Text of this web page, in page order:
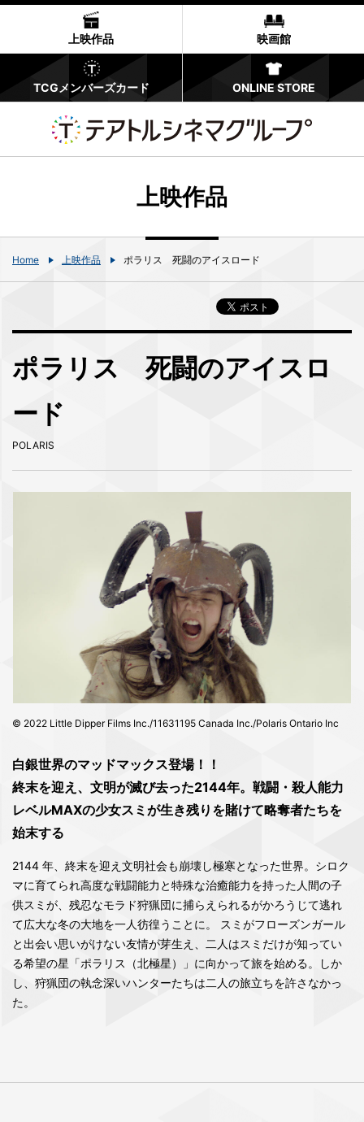
上映作品 映画館
TCGメンバーズカード ONLINE STORE
上映作品
Home 上映作品 ポラリス 死闘のアイスロード
ポラリス 死闘のアイスロ
ード
POLARIS
© 2022 Little Dipper Films Inc./11631195 Canada Inc./Polaris Ontario Inc
白銀世界のマッドマックス登場！！
終末を迎え、文明が滅び去った2144年。戦闘・殺人能力
レベルMAXの少女スミが生き残りを賭けて略奪者たちを
始末する
2144 年、終末を迎え文明社会も崩壊し極寒となった世界。シロク
マに育てられ高度な戦闘能力と特殊な治癒能力を持った人間の子
供スミが、残忍なモラド狩猟団に捕らえられるがかろうじて逃れ
て広大な冬の大地を一人彷徨うことに。 スミがフローズンガール
と出会い思いがけない友情が芽生え、二人はスミだけが知ってい
る希望の星「ポラリス（北極星）」に向かって旅を始める。しか
し、狩猟団の執念深いハンターたちは二人の旅立ちを許さなかっ
た。